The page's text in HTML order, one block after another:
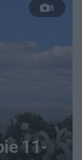
6
11-